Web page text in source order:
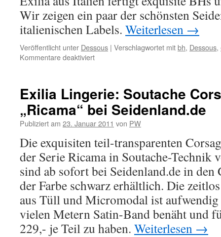
Wir zeigen ein paar der schönsten
italienischen Labels. Weiterlesen →
Veröffentlicht unter Dessous | Verschlagwortet mitbh, Dessous,
Kommentare deaktiviertfür
Slips
von
Exilia
Lingerie
Exilia Lingerie: Soutache
„Ricama“ bei Seidenland.de
Publiziert am 23. Januar 2011 von PW
Die exquisiten teil-transparenten
der Serie Ricama in Soutache-
sind ab sofort bei Seidenland.de in
der Farbe schwarz erhältlich. Die
aus Tüll und Micromodal ist
vielen Metern Satin-Band benäht und
229,- je Teil zu haben. Weiterlesen →